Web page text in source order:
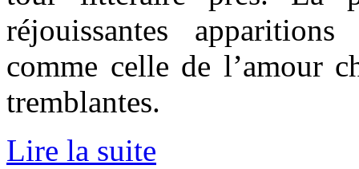
réjouissantes
comme celle de l’amour
tremblantes.
Lire la suite